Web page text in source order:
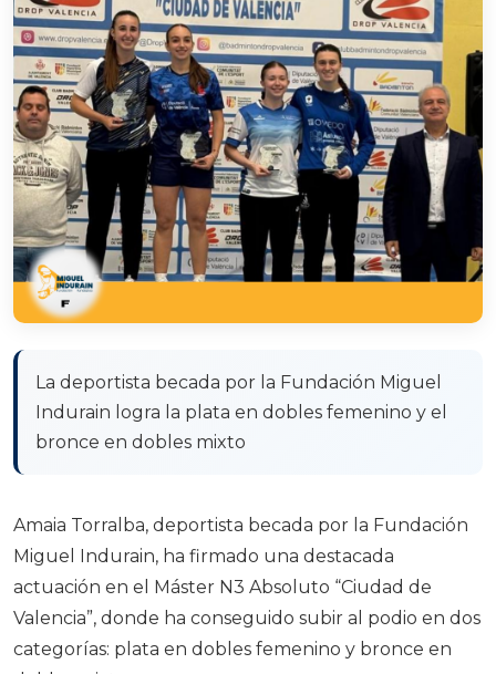
La deportista becada por la Fundación Miguel
Indurain logra la plata en dobles femenino y el
bronce en dobles mixto
Amaia Torralba, deportista becada por la Fundación
Miguel Indurain, ha firmado una destacada
actuación en el Máster N3 Absoluto “Ciudad de
Valencia”, donde ha conseguido subir al podio en dos
categorías: plata en dobles femenino y bronce en